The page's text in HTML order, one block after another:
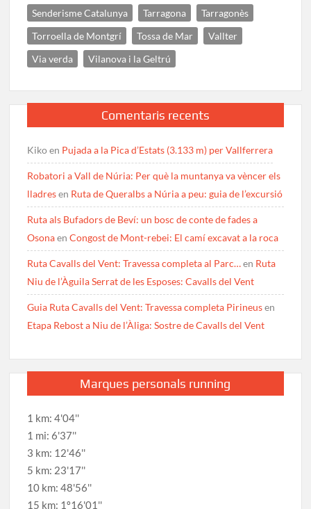
Senderisme Catalunya
Tarragona
Tarragonès
Torroella de Montgrí
Tossa de Mar
Vallter
Via verda
Vilanova i la Geltrú
Comentaris recents
Kikoen Pujada a la Pica d’Estats (3.133 m) per Vallferrera
Robatori a Vall de Núria: Per què la muntanya va vèncer els
lladresen Ruta de Queralbs a Núria a peu: guia de l’excursió
Ruta als Bufadors de Beví: un bosc de conte de fades a
OsonaenCongost de Mont-rebei: El camí excavat a la roca
Ruta Cavalls del Vent: Travessa completa al Parc…en Ruta
Niu de l’Àguila Serrat de les Esposes: Cavalls del Vent
Guia Ruta Cavalls del Vent: Travessa completa Pirineusen
Etapa Rebost a Niu de l’Àliga: Sostre de Cavalls del Vent
Marques personals running
1 km: 4'04''
1 mi: 6'37''
3 km: 12'46''
5 km: 23'17''
10 km: 48'56''
15 km: 1º16'01''